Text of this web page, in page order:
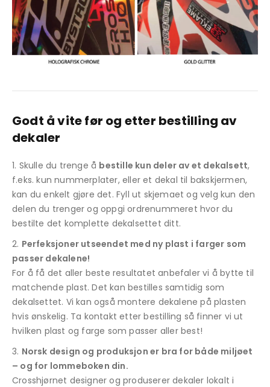
Godt å vite før og etter bestilling av
dekaler
Skulle du trenge å bestille kun deler av et dekalsett,
f.eks. kun nummerplater, eller et dekal til bakskjermen,
kan du enkelt gjøre det. Fyll ut skjemaet og velg kun den
delen du trenger og oppgi ordrenummeret hvor du
bestilte det komplette dekalsettet ditt.
Perfeksjoner utseendet med ny plast i farger som
passer dekalene!
For å få det aller beste resultatet anbefaler vi å bytte til
matchende plast. Det kan bestilles samtidig som
dekalsettet. Vi kan også montere dekalene på plasten
hvis ønskelig. Ta kontakt etter bestilling så finner vi ut
hvilken plast og farge som passer aller best!
Norsk design og produksjon er bra for både miljøet
– og for lommeboken din.
Crosshjørnet designer og produserer dekaler lokalt i